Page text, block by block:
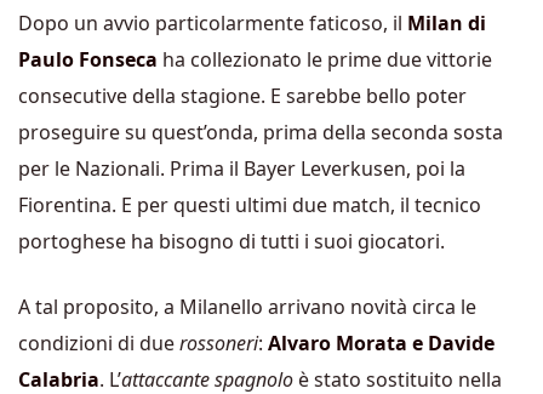
Dopo un avvio particolarmente faticoso, il Milan di
Paulo Fonseca ha collezionato le prime due vittorie
consecutive della stagione. E sarebbe bello poter
proseguire su quest’onda, prima della seconda sosta
per le Nazionali. Prima il Bayer Leverkusen, poi la
Fiorentina. E per questi ultimi due match, il tecnico
portoghese ha bisogno di tutti i suoi giocatori.
A tal proposito, a Milanello arrivano novità circa le
condizioni di duerossoneri: Alvaro Morata e Davide
Calabria. L’attaccante spagnolo è stato sostituito nella